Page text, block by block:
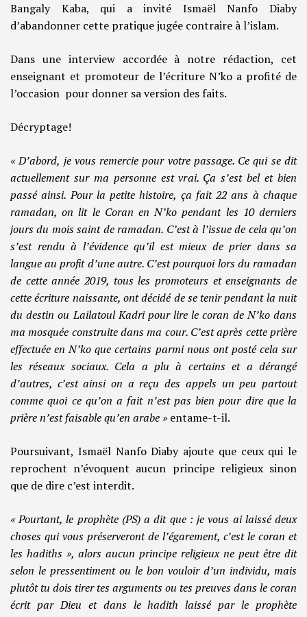
Bangaly Kaba, qui a invité Ismaël Nanfo Diaby
d’abandonner cette pratique jugée contraire à l’islam.
Dans une interview accordée à notre rédaction, cet
enseignant et promoteur de l’écriture N’ko a profité de
l’occasion pour donner sa version des faits.
Décryptage!
« D’abord, je vous remercie pour votre passage. Ce qui se dit
actuellement sur ma personne est vrai. Ça s’est bel et bien
passé ainsi. Pour la petite histoire, ça fait 22 ans à chaque
ramadan, on lit le Coran en N’ko pendant les 10 derniers
jours du mois saint de ramadan. C’est à l’issue de cela qu’on
s’est rendu à l’évidence qu’il est mieux de prier dans sa
langue au profit d’une autre. C’est pourquoi lors du ramadan
de cette année 2019, tous les promoteurs et enseignants de
cette écriture naissante, ont décidé de se tenir pendant la nuit
du destin ou Lailatoul Kadri pour lire le coran de N’ko dans
ma mosquée construite dans ma cour. C’est après cette prière
effectuée en N’ko que certains parmi nous ont posté cela sur
les réseaux sociaux. Cela a plu à certains et a dérangé
d’autres, c’est ainsi on a reçu des appels un peu partout
comme quoi ce qu’on a fait n’est pas bien pour dire que la
prière n’est faisable qu’en arabe » entame-t-il.
Poursuivant, Ismaël Nanfo Diaby ajoute que ceux qui le
reprochent n’évoquent aucun principe religieux sinon
que de dire c’est interdit.
« Pourtant, le prophète (PS) a dit que : je vous ai laissé deux
choses qui vous préserveront de l’égarement, c’est le coran et
les hadiths », alors aucun principe religieux ne peut être dit
selon le pressentiment ou le bon vouloir d’un individu, mais
plutôt tu dois tirer tes arguments ou tes preuves dans le coran
écrit par Dieu et dans le hadith laissé par le prophète